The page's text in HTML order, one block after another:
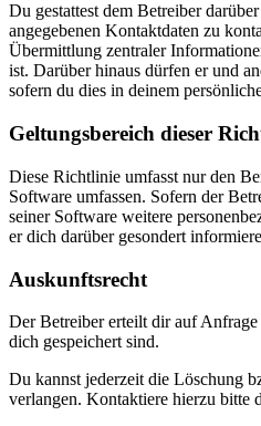
Du gestattest dem Betreiber
angegebenen Kontaktdaten zu
Übermittlung zentraler
ist. Darüber hinaus dürfen er und
sofern du dies in deinem
Geltungsbereich dieser
Diese Richtlinie umfasst nur den
Software umfassen. Sofern der
seiner Software weitere
er dich darüber gesondert
Auskunftsrecht
Der Betreiber erteilt dir auf
dich gespeichert sind.
Du kannst jederzeit die Löschung
verlangen. Kontaktiere hierzu bitte